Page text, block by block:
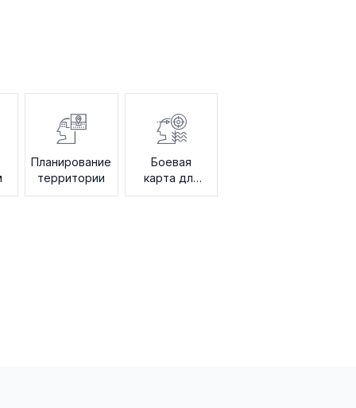
Планирование
территории
Боевая
карта для
продаж